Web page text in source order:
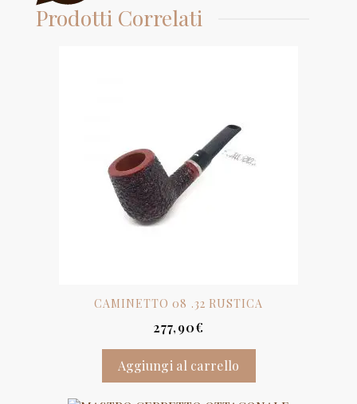
Prodotti Correlati
CAMINETTO 08 .32 RUSTICA
277,90€
Aggiungi al carrello